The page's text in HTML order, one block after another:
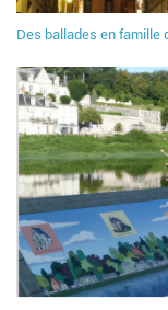
Des ballades en famille